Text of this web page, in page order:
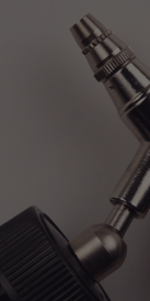
ベルルッティは
す。現在、メゾ
厳しい基準を満
私たちの素材の
ベルルッティは
燃料由来のバー
配慮したパッケ
靴職人であり靴
ルッティが創業
ています。メゾ
愛されるよう、
ありません。 シ
で、メゾンのア
身に着けていた
末永く愛用する